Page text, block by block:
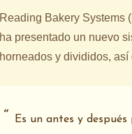
Reading Bakery Systems
ha presentado un nuevo
horneados y divididos,
Es un antes y después